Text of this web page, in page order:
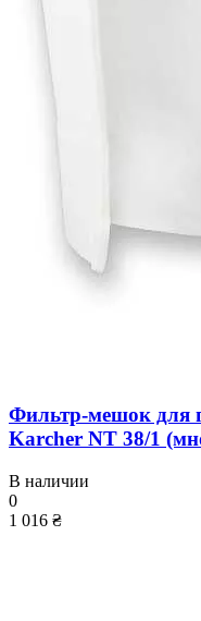
Фильтр-мешок для
Karcher NT 38/1
В наличии
0
1 016 ₴